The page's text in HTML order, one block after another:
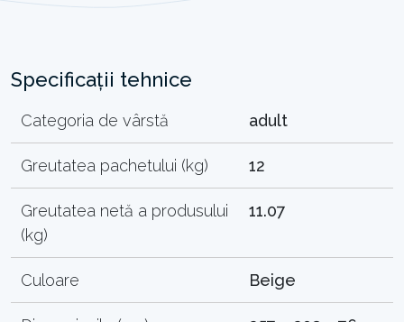
Specificații tehnice
Categoria de vârstă adult
Greutatea pachetului (kg) 12
Greutatea netă a produsului
(kg)
11.07
Culoare Beige